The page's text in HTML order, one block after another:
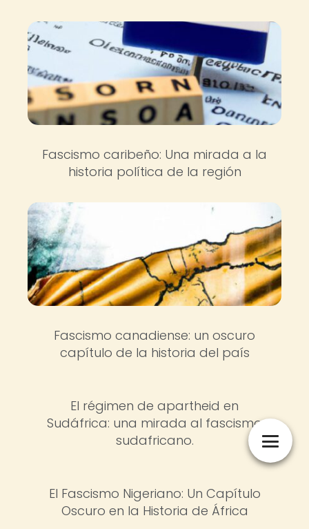
Fascismo caribeño: Una mirada a la
historia política de la región
Fascismo canadiense: un oscuro
capítulo de la historia del país
El régimen de apartheid en
Sudáfrica: una mirada al fascismo
sudafricano.
El Fascismo Nigeriano: Un Capítulo
Oscuro en la Historia de África